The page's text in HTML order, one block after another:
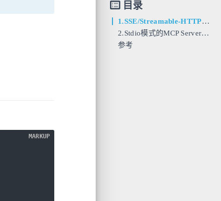
MARKUP
目录
1.SSE/Streamable-HTTP模式MCP Server
2.Stdio模式的MCP Server实现
参考